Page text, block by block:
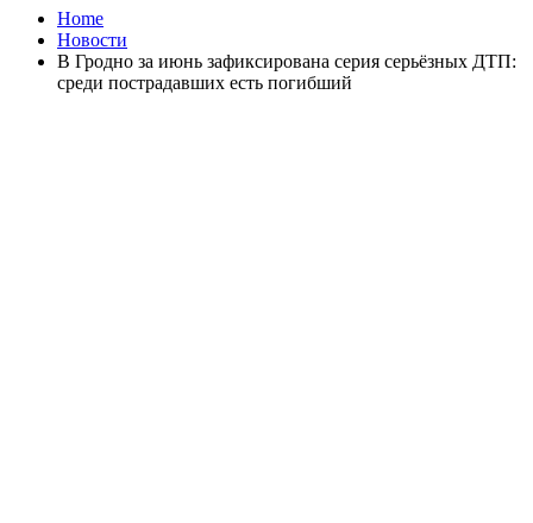
Home
Новости
В Гродно за июнь зафиксирована серия серьёзных ДТП:
среди пострадавших есть погибший